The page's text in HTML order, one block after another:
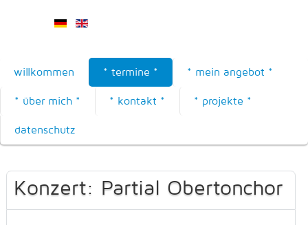
willkommen * termine * * mein angebot *
* über mich * * kontakt * * projekte *
datenschutz
Konzert: Partial Obertonchor